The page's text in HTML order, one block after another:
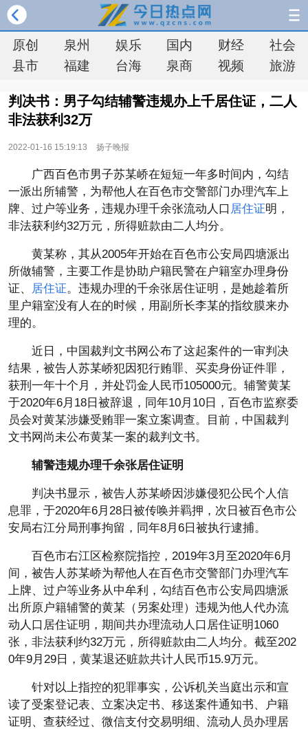
原创 泉州 娱乐 国内 财经
社会
县市
福建 台海 泉商 视频 旅游
判决书：男子勾结辅警违规办上千居住证，二人
非法获利32万
2022-01-16 15:19:13 扬子晚报
广西百色市男子苏某峤在短短一年多时间内，勾结
一派出所辅警，为帮他人在百色市交警部门办理汽车上
牌、过户等业务，违规办理千余张流动人口 居住证明，
非法获利约32万元，所得赃款由二人均分。
黄某称，其从2005年开始在百色市公安局四塘派出
所做辅警，主要工作是协助户籍民警在户籍室办理身份
证、
居住证。违规办理的千余张居住证明，是她趁着所
里户籍室没有人在的时候，用副所长李某的指纹膜来办
理的。
近日，中国裁判文书网公布了这起案件的一审判决
结果，被告人苏某峤犯因犯行贿罪、买卖身份证件罪，
获刑一年十个月，并处罚金人民币105000元。辅警黄某
于2020年6月18日被辞退，同年10月10日，百色市监察委
员会对黄某涉嫌受贿罪一案立案调查。目前，中国裁判
文书网尚未公布黄某一案的裁判文书。
辅警违规办理千余张居住证明
判决书显示，被告人苏某峤因涉嫌侵犯公民个人信
息罪，于2020年6月28日被传唤并羁押，次日被百色市公
安局右江分局刑事拘留，同年8月6日被执行逮捕。
百色市右江区检察院指控，2019年3月至2020年6月
间，被告人苏某峤为帮他人在百色市交警部门办理汽车
上牌、过户等业务从中牟利，勾结百色市公安局四塘派
出所原户籍辅警的黄某（另案处理）违规为他人代办流
动人口居住证明，期间共办理流动人口居住证明1060
张，非法获利约32万元，所得赃款由二人均分。截至202
0年9月29日，黄某退还赃款共计人民币15.9万元。
针对以上指控的犯罪事实，公诉机关当庭出示和宣
读了受案登记表、立案决定书、移送案件通知书、户籍
证明、查获经过、微信支付交易明细、流动人员办理居